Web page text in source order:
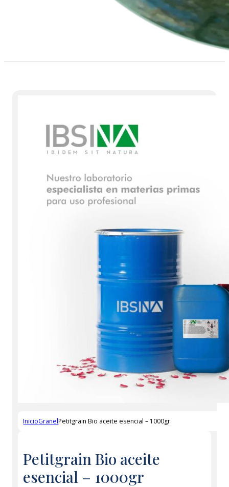
InicioGranelPetitgrain Bio aceite esencial – 1000gr
Petitgrain Bio aceite
esencial – 1000gr